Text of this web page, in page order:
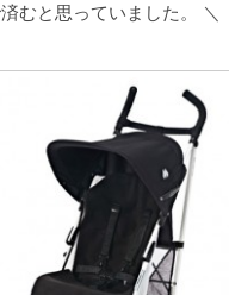
むと思っていました。
＼